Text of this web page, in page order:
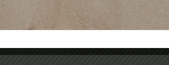
TIENDAS FÍSICAS
- CALLE NICOLAU TALLÓ 70,